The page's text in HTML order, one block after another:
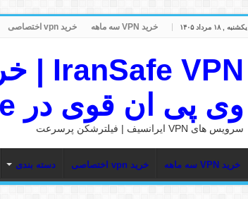
یکشنبه , ۱۸ مرداد ۱۴۰۵ خرید VPN سه ماهه خرید vpn اختصاصی
وی پی ان قوی در IranSafe
سرویس های VPN ایرانسیف | فیلترشکن پرسرعت
خرید VPN سه ماهه خرید vpn اختصاصی دسته بندی